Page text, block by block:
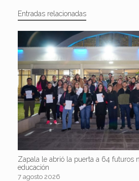
Entradas relacionadas
Zapala le abrió la puerta a 64 futuros
educación
7 agosto 2026